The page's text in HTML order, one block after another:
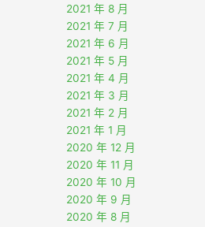
2021 年 8 月
2021 年 7 月
2021 年 6 月
2021 年 5 月
2021 年 4 月
2021 年 3 月
2021 年 2 月
2021 年 1 月
2020 年 12 月
2020 年 11 月
2020 年 10 月
2020 年 9 月
2020 年 8 月